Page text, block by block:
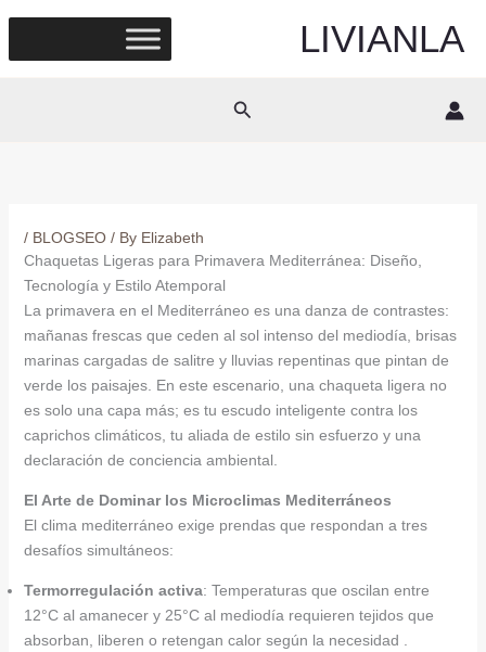
content
LIVIANLA
Search
/ BLOGSEO/ By Elizabeth
Chaquetas Ligeras para Primavera Mediterránea: Diseño,
Tecnología y Estilo Atemporal
La primavera en el Mediterráneo es una danza de contrastes:
mañanas frescas que ceden al sol intenso del mediodía, brisas
marinas cargadas de salitre y lluvias repentinas que pintan de
verde los paisajes. En este escenario, una chaqueta ligera no
es solo una capa más; es tu escudo inteligente contra los
caprichos climáticos, tu aliada de estilo sin esfuerzo y una
declaración de conciencia ambiental.
El Arte de Dominar los Microclimas Mediterráneos
El clima mediterráneo exige prendas que respondan a tres
desafíos simultáneos:
Termorregulación activa: Temperaturas que oscilan entre
12°C al amanecer y 25°C al mediodía requieren tejidos que
absorban, liberen o retengan calor según la necesidad .